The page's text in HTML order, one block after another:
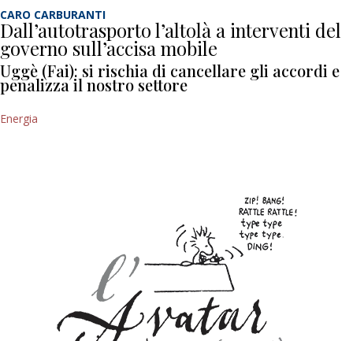
CARO CARBURANTI
Dall’autotrasporto l’altolà a interventi del
governo sull’accisa mobile
Uggè (Fai): si rischia di cancellare gli accordi e
penalizza il nostro settore
Energia